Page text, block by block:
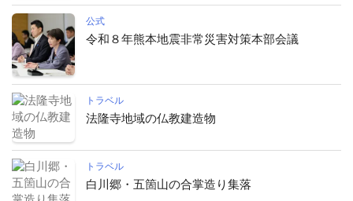
公式
令和８年熊本地震非常災害対策本部会議
トラベル
法隆寺地域の仏教建造物
トラベル
白川郷・五箇山の合掌造り集落